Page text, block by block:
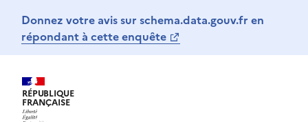
Donnez votre avis sur schema.data.gouv.fr en
répondant à cette enquête
RÉPUBLIQUE
FRANÇAISE